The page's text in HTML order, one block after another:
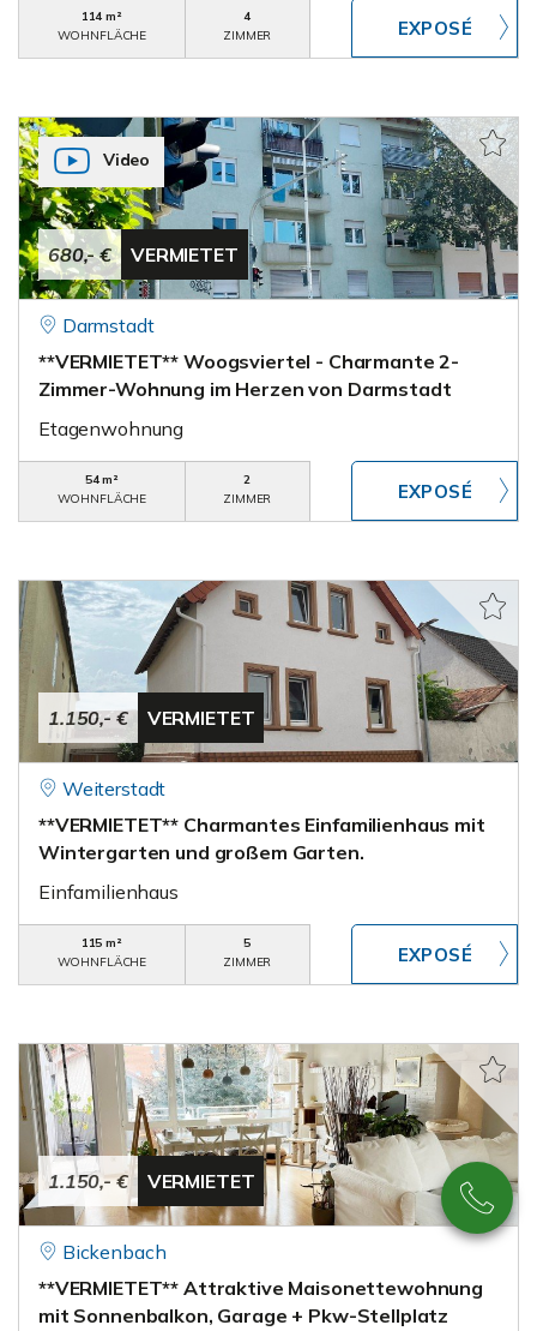
114 m²
WOHNFLÄCHE
4
ZIMMER
680,- € VERMIETET
Video
Darmstadt
**VERMIETET** Woogsviertel - Charmante 2-
Zimmer-Wohnung im Herzen von Darmstadt
Etagenwohnung
54 m²
WOHNFLÄCHE
2
ZIMMER
1.150,- € VERMIETET
Weiterstadt
**VERMIETET** Charmantes Einfamilienhaus mit
Wintergarten und großem Garten.
Einfamilienhaus
115 m²
WOHNFLÄCHE
5
ZIMMER
1.150,- € VERMIETET
Bickenbach
**VERMIETET** Attraktive Maisonettewohnung
mit Sonnenbalkon, Garage + Pkw-Stellplatz